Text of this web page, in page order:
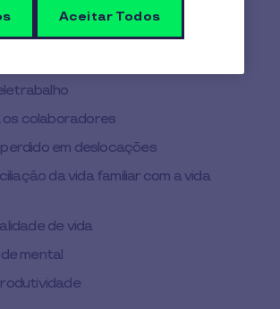
ao teletrabalho?
colaboradores
em deslocações
da vida familiar com a vida
de vida
mental
Aceitar Todos